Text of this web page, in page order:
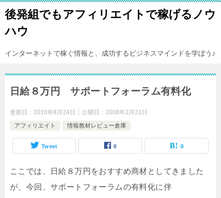
後発組でもアフィリエイトで稼げるノウ
ハウ
インターネットで稼ぐ情報と、成功するビジネスマインドを学ぼう♪
日給８万円 サポートフォーラム有料化
更新日： 2010年8月24日 公開日： 2008年3月21日
アフィリエイト
情報教材レビュー倉庫
Tweet 0 0
ここでは、日給８万円をおすすめ商材としてきました
が、今回、サポートフォーラムの有料化に伴